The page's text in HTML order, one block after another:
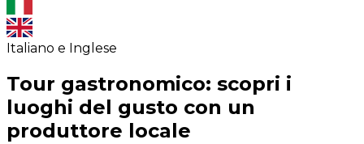
Italiano e Inglese
Tour gastronomico: scopri i
luoghi del gusto con un
produttore locale